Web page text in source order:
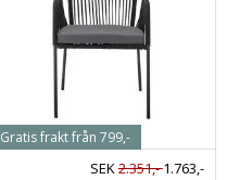
SEK2.351,-1.763,-
Gratis frakt från 799,-